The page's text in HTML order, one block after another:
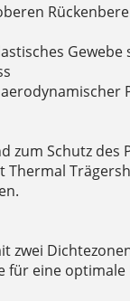
zum Schutz des
Thermal
zwei
für eine